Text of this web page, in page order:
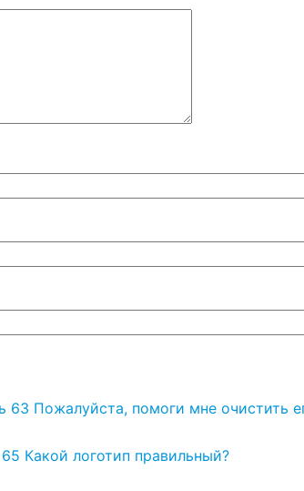
63 Пожалуйста, помоги мне очистить
Какой логотип правильный?